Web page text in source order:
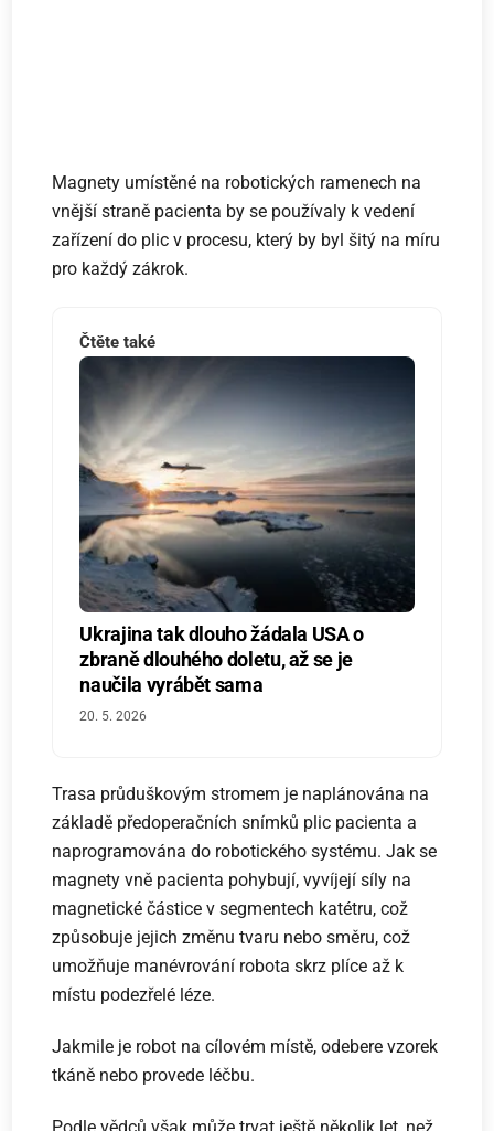
Magnety umístěné na robotických ramenech na
vnější straně pacienta by se používaly k vedení
zařízení do plic v procesu, který by byl šitý na míru
pro každý zákrok.
Čtěte také
Ukrajina tak dlouho žádala USA o
zbraně dlouhého doletu, až se je
naučila vyrábět sama
20. 5. 2026
Trasa průduškovým stromem je naplánována na
základě předoperačních snímků plic pacienta a
naprogramována do robotického systému. Jak se
magnety vně pacienta pohybují, vyvíjejí síly na
magnetické částice v segmentech katétru, což
způsobuje jejich změnu tvaru nebo směru, což
umožňuje manévrování robota skrz plíce až k
místu podezřelé léze.
Jakmile je robot na cílovém místě, odebere vzorek
tkáně nebo provede léčbu.
Podle vědců však může trvat ještě několik let, než